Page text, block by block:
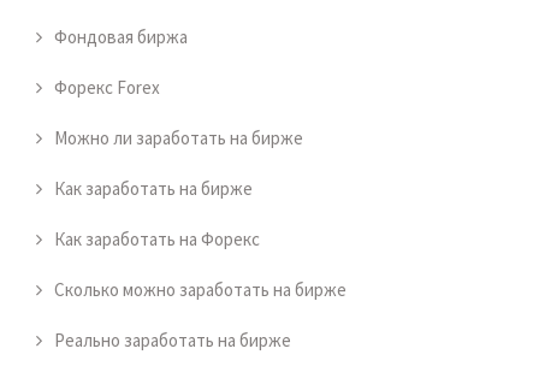
Фондовая биржа
Форекс Forex
Можно ли заработать на бирже
Как заработать на бирже
Как заработать на Форекс
Сколько можно заработать на бирже
Реально заработать на бирже